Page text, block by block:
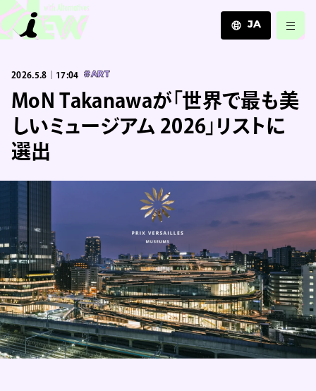
JA
ZH
2026.5.8｜17:04 #ART
MoN Takanawaが「世界で最も美
しいミュージアム 2026」リストに
選出